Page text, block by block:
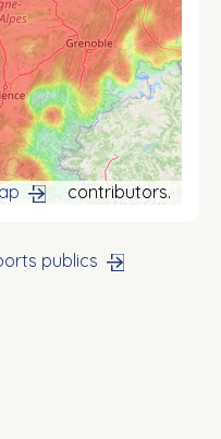
contributors.
publics